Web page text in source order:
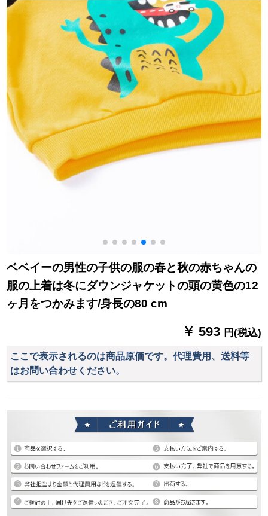
冬の服の新型の子供
服の丸襟のシフタの
男性の子供服の漫画
の上のフュージョン
の多色の経典の赤155
ックの赤ちゃんの着
付けは外出して海軍
の船員に服を注文し
てください。
中の大子供用カバの
头突きシャチャの女
供服カーニバルディ
ガーン
ベベイーの男性の子供の服の春と秋の赤ちゃんの
服の上着は冬にダウンジャケットの頭の黄色の12
ヶ月をつかみます/身長の80 cm
￥ 593 円(税込)
ここで表示されるのは商品原価です。代理費用、送料等
はお問い合わせください。